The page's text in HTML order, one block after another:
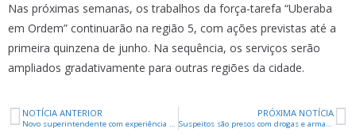
Nas próximas semanas, os trabalhos da força-tarefa “Uberaba
em Ordem” continuarão na região 5, com ações previstas até a
primeira quinzena de junho. Na sequência, os serviços serão
ampliados gradativamente para outras regiões da cidade.
NOTÍCIA ANTERIOR
Novo superintendente com experiência em sete shoppings assume Shopping Uberaba
PRÓXIMA NOTÍCIA
Suspeitos são presos com drogas e arma no Beija Flor II